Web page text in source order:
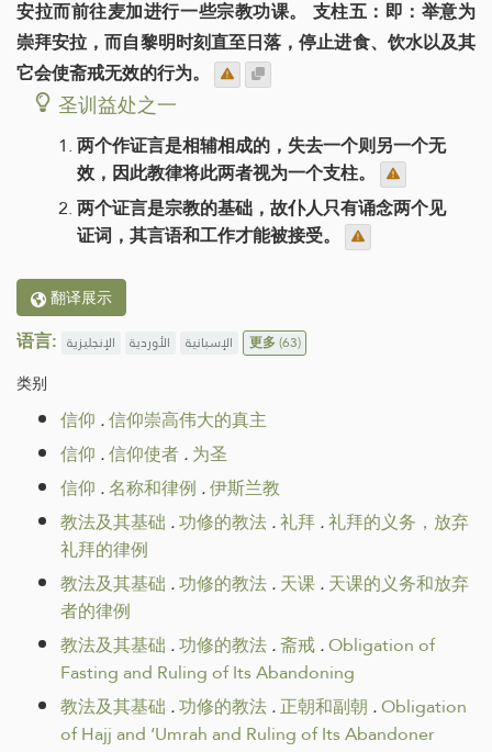
安拉而前往麦加进行一些宗教功课。 支柱五：即：举意为
崇拜安拉，而自黎明时刻直至日落，停止进食、饮水以及其
它会使斋戒无效的行为。
圣训益处之一
两个作证言是相辅相成的，失去一个则另一个无
效，因此教律将此两者视为一个支柱。
两个证言是宗教的基础，故仆人只有诵念两个见
证词，其言语和工作才能被接受。
翻译展示
语言: الإنجليزية الأوردية الإسبانية 更多(63)
类别
信仰 .信仰崇高伟大的真主
信仰 .信仰使者.为圣
信仰 .名称和律例 .伊斯兰教
教法及其基础 .功修的教法.礼拜.礼拜的义务，放弃
礼拜的律例
教法及其基础 .功修的教法.天课.天课的义务和放弃
者的律例
教法及其基础 .功修的教法.斋戒.Obligation of
Fasting and Ruling of Its Abandoning
教法及其基础 .功修的教法.正朝和副朝 .Obligation
of Hajj and ‘Umrah and Ruling of Its Abandoner